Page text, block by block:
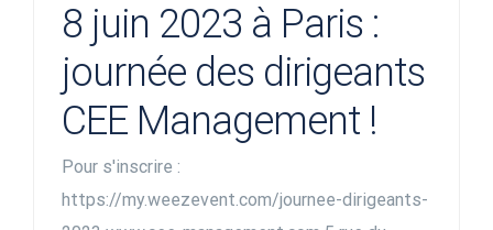
8 juin 2023 à Paris :
journée des dirigeants
CEE Management !
Pour s'inscrire :
https://my.weezevent.com/journee-dirigeants-